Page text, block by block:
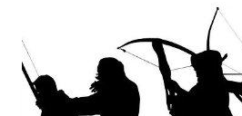
INDICKÝCH
PRALESŮ
S
KRÁLEM
DŽUNGLE!